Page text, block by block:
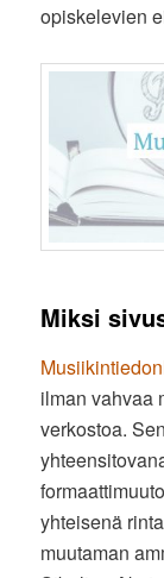
opiskelevien
Miksi
ilman vahvaa
verkostoa.
yhteisenä
muutaman